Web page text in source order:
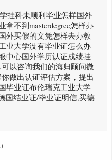
挂科未顺利毕业怎样国外
不到masterdegree怎样办
外买假的文凭怎样去办教
业大学没有毕业证怎么办
中心国外学历认证成绩挂
以咨询我们的海归顾问微
你做出认证评估方案，提出
毕业证布伦瑞克工业大学
国结业证/毕业证明信,买德